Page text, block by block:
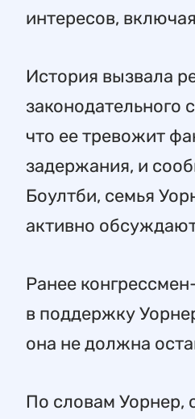
интересов,
История вызвала
законодательного
что ее тревожит
задержания, и
Боултби, семья
активно
Ранее
в поддержку
она не должна
По словам Уорнер,